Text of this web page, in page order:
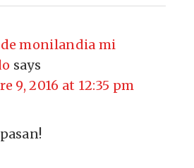
monilandia mi
says
9, 2016 at 12:35 pm